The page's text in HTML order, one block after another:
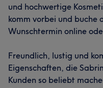
und hochwertige
komm vorbei und buche
Wunschtermin online
Freundlich, lustig und
Eigenschaften, die
Kunden so beliebt